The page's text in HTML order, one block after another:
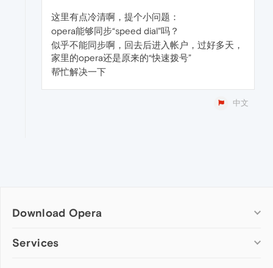
这里有点冷清啊，提个小问题：
opera能够同步“speed dial"吗？
似乎不能同步啊，回去后进入帐户，过好多天，
家里的opera还是原来的“快速拨号”
帮忙解决一下
中文
Download Opera
Computer browsers
Services